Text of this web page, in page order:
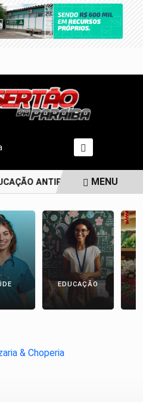
ANTIRRACISTA DESDE A
MENU
EDUCAÇÃO